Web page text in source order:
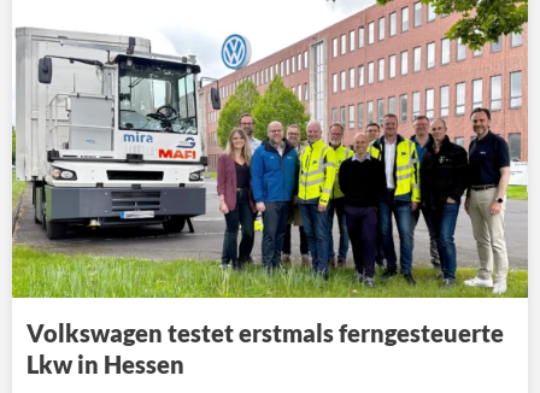
Volkswagen testet erstmals ferngesteuerte
Lkw in Hessen